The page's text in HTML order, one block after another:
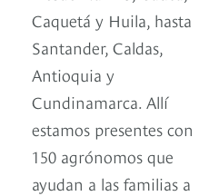
Caquetá y Huila, hasta
Santander, Caldas,
Antioquia y
Cundinamarca. Allí
estamos presentes con
150 agrónomos que
ayudan a las familias a